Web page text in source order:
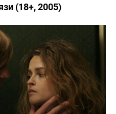
(18+, 2005)